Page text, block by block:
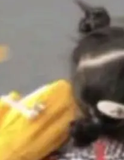
格式。
本届大会
主办，以
质量新范
化产业落地
研发生产力
XAge
品。对CI
在从效率
Alex Fedos
东西不新
和类型
这不是类
方式。 文
O